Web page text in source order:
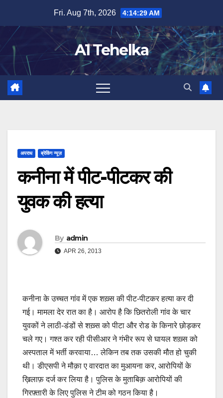
content
Fri. Aug 7th, 2026 4:14:29 AM
A1 Tehelka
अपराध ब्रेकिंग न्यूज़
कनीना में पीट-पीटकर की
युवक की हत्या
By admin
APR 26, 2013
कनीना के उच्चत गांव में एक शख़्स की पीट-पीटकर हत्या कर दी
गई। मामला देर रात का है। आरोप है कि छितरोली गांव के चार
युवकों ने लाठी-डंडों से शख़्स को पीटा और रोड के किनारे छोड़कर
चले गए। गश्त कर रही पीसीआर ने गंभीर रूप से घायल शख़्स को
अस्पताल में भर्ती करवाया… लेकिन तब तक उसकी मौत हो चुकी
थी। डीएसपी ने मौक़ा ए वारदात का मुआयना कर, आरोपियों के
ख़िलाफ़ दर्ज कर लिया है। पुलिस के मुताबिक़ आरोपियों की
गिरफ़्तारी के लिए पुलिस ने टीम को गठन किया है।